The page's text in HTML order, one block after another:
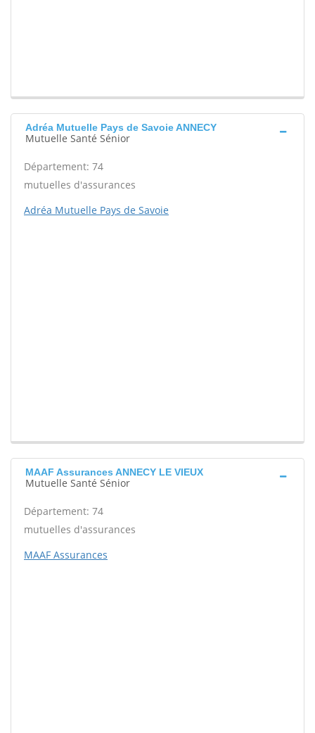
Adréa Mutuelle Pays de Savoie ANNECY
Mutuelle Santé Sénior
Département: 74
mutuelles d'assurances
Adréa Mutuelle Pays de Savoie
MAAF Assurances ANNECY LE VIEUX
Mutuelle Santé Sénior
Département: 74
mutuelles d'assurances
MAAF Assurances